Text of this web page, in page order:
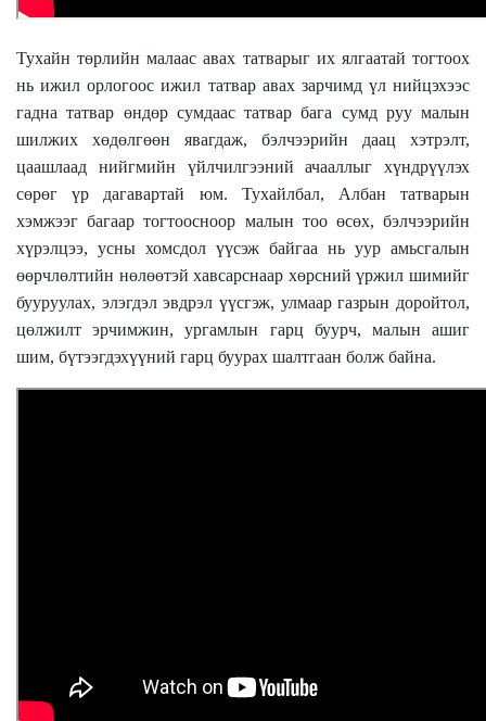
Тухайн төрлийн малаас авах татварыг их ялгаатай тогтоох
нь ижил орлогоос ижил татвар авах зарчимд үл нийцэхээс
гадна татвар өндөр сумдаас татвар бага сумд руу малын
шилжих хөдөлгөөн явагдаж, бэлчээрийн даац хэтрэлт,
цаашлаад нийгмийн үйлчилгээний ачааллыг хүндрүүлэх
сөрөг үр дагавартай юм. Тухайлбал, Албан татварын
хэмжээг багаар тогтоосноор малын тоо өсөх, бэлчээрийн
хүрэлцээ, усны хомсдол үүсэж байгаа нь уур амьсгалын
өөрчлөлтийн нөлөөтэй хавсарснаар хөрсний үржил шимийг
бууруулах, элэгдэл эвдрэл үүсгэж, улмаар газрын доройтол,
цөлжилт эрчимжин, ургамлын гарц буурч, малын ашиг
шим, бүтээгдэхүүний гарц буурах шалтгаан болж байна.